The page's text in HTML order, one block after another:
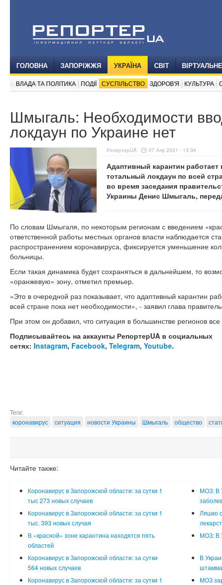
ГОЛОВНА ЗАПОРІЖЖЯ УКРАЇНА СВІТ
ВЛАДА ТА ПОЛІТИКА ПОДІЇ СУСПІЛЬСТВО ЗДОРОВ'Я КУЛЬТУРА
Шмыгаль: Необходимости
локдаун по Украине нет
РепортерUA 07 Апр 2021 - 13:34
Адаптивный карантин
тотальный локдаун по всей
во время заседания
Украины Денис Шмыгаль,
По словам Шмыгаля, по некоторым регионам с введением
ответственной работы местных органов власти наблюдается
распространением коронавируса, фиксируется уменьшение
больницы.
Если такая динамика будет сохраняться в дальнейшем, то
«оранжевую» зону, отметил премьер.
«Это в очередной раз показывает, что адаптивный карантин
всей стране пока нет необходимости», - заявил глава
При этом он добавил, что ситуация в большинстве регионов
Подписывайтесь на аккаунты РепортерUA в социальных
сетях: Instagram, Facebook, Telegram, Youtube.
Теги:
коронавирус
ситуация новости Украины Шмыгаль общество
Читайте также:
Коронавирус в Запорожской области: за сутки 1
тыс 273 новых случаев
МОЗ: В
Коронавирус в Запорожской области: за сутки 1
тыс. 393 новых случая
Ляшко
В «красной» зоне карантина находятся пять
областей
МОЗ: В
Коронавирус в Запорожской области: за сутки
564 новых случаев
В
Коронавирус в Запорожской области: за сутки 1
МОЗ